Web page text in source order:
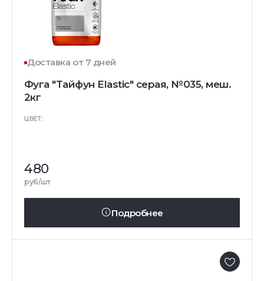
Доставка от 7 дней
Фуга "Тайфун Elastic" серая, №035, меш.
2кг
ЦВЕТ:
480
руб/шт
Подробнее